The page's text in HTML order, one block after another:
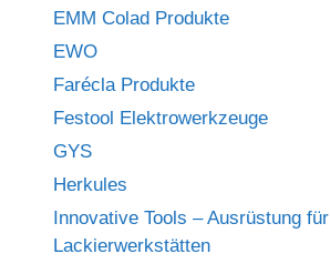
EMM Colad Produkte
EWO
Farécla Produkte
Festool Elektrowerkzeuge
GYS
Herkules
Innovative Tools – Ausrüstung für
Lackierwerkstätten